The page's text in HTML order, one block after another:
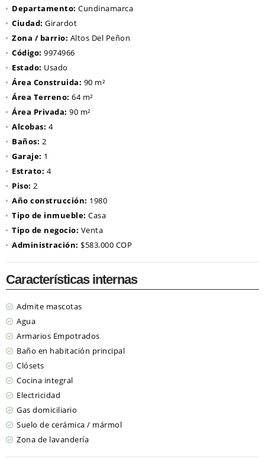
Departamento: Cundinamarca
Ciudad: Girardot
Zona / barrio: Altos Del Peñon
Código: 9974966
Estado: Usado
Área Construida: 90 m²
Área Terreno: 64 m²
Área Privada: 90 m²
Alcobas: 4
Baños: 2
Garaje: 1
Estrato: 4
Piso: 2
Año construcción: 1980
Tipo de inmueble: Casa
Tipo de negocio: Venta
Administración: $583.000 COP
Características internas
Admite mascotas
Agua
Armarios Empotrados
Baño en habitación principal
Clósets
Cocina integral
Electricidad
Gas domiciliario
Suelo de cerámica / mármol
Zona de lavandería